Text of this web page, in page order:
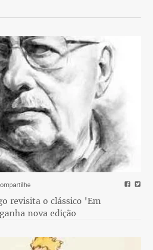
revisita o clássico 'Em
nova edição